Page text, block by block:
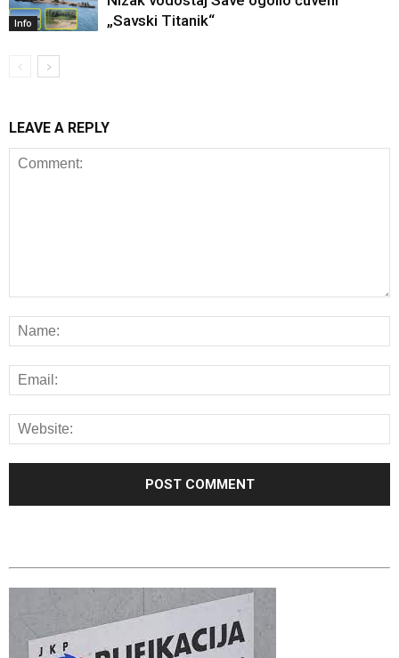
Info
„Savski Titanik“
LEAVE A REPLY